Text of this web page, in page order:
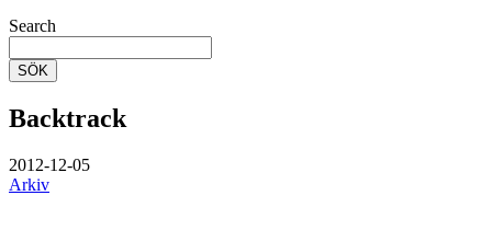
Search
SÖK
Backtrack
2012-12-05
Arkiv